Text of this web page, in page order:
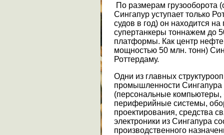
По размерам грузооборота
Сингапур уступает только
судов в год) он находится
супертанкеры тоннажем до
платформы. Как центр
мощностью 50 млн. тонн)
Роттердаму.
Одни из главных
промышленности Сингапура
(персональные
периферийные системы,
проектирования, средства
электроники из Сингапура
производственного